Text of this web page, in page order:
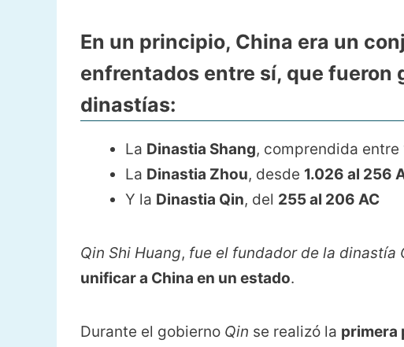
En un principio, China era un
enfrentados entre sí, que fueron
dinastías:
La Dinastia Shang, comprendida entre
La Dinastia Zhou, desde 1.026 al 256
Y la Dinastia Qin, del 255 al 206 AC
Qin Shi Huang, fue el fundador de la dinastía
unificar a China en un estado.
Durante el gobierno Qin se realizó la primera